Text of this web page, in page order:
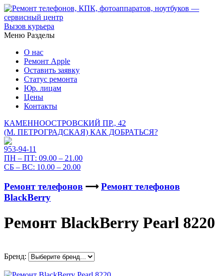
Вызов курьера
Меню Разделы
О нас
Ремонт Apple
Оставить заявку
Статус ремонта
Юр. лицам
Цены
Контакты
КАМЕННООСТРОВСКИЙ ПР., 42
(М. ПЕТРОГРАДСКАЯ) КАК ДОБРАТЬСЯ?
953-94-11
ПН – ПТ: 09.00 – 21.00
СБ – ВС: 10.00 – 20.00
Ремонт телефонов ⟶ Ремонт телефонов
BlackBerry
Ремонт BlackBerry Pearl 8220
Бренд: